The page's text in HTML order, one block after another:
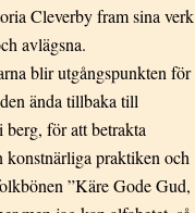
Cleverby fram sina verk
avlägsna.
blir utgångspunkten för
ända tillbaka till
för att betrakta
konstnärliga praktiken och
”Käre Gode Gud,